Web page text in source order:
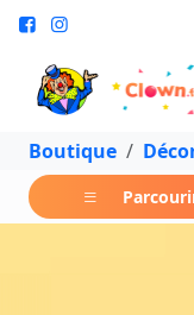
Boutique